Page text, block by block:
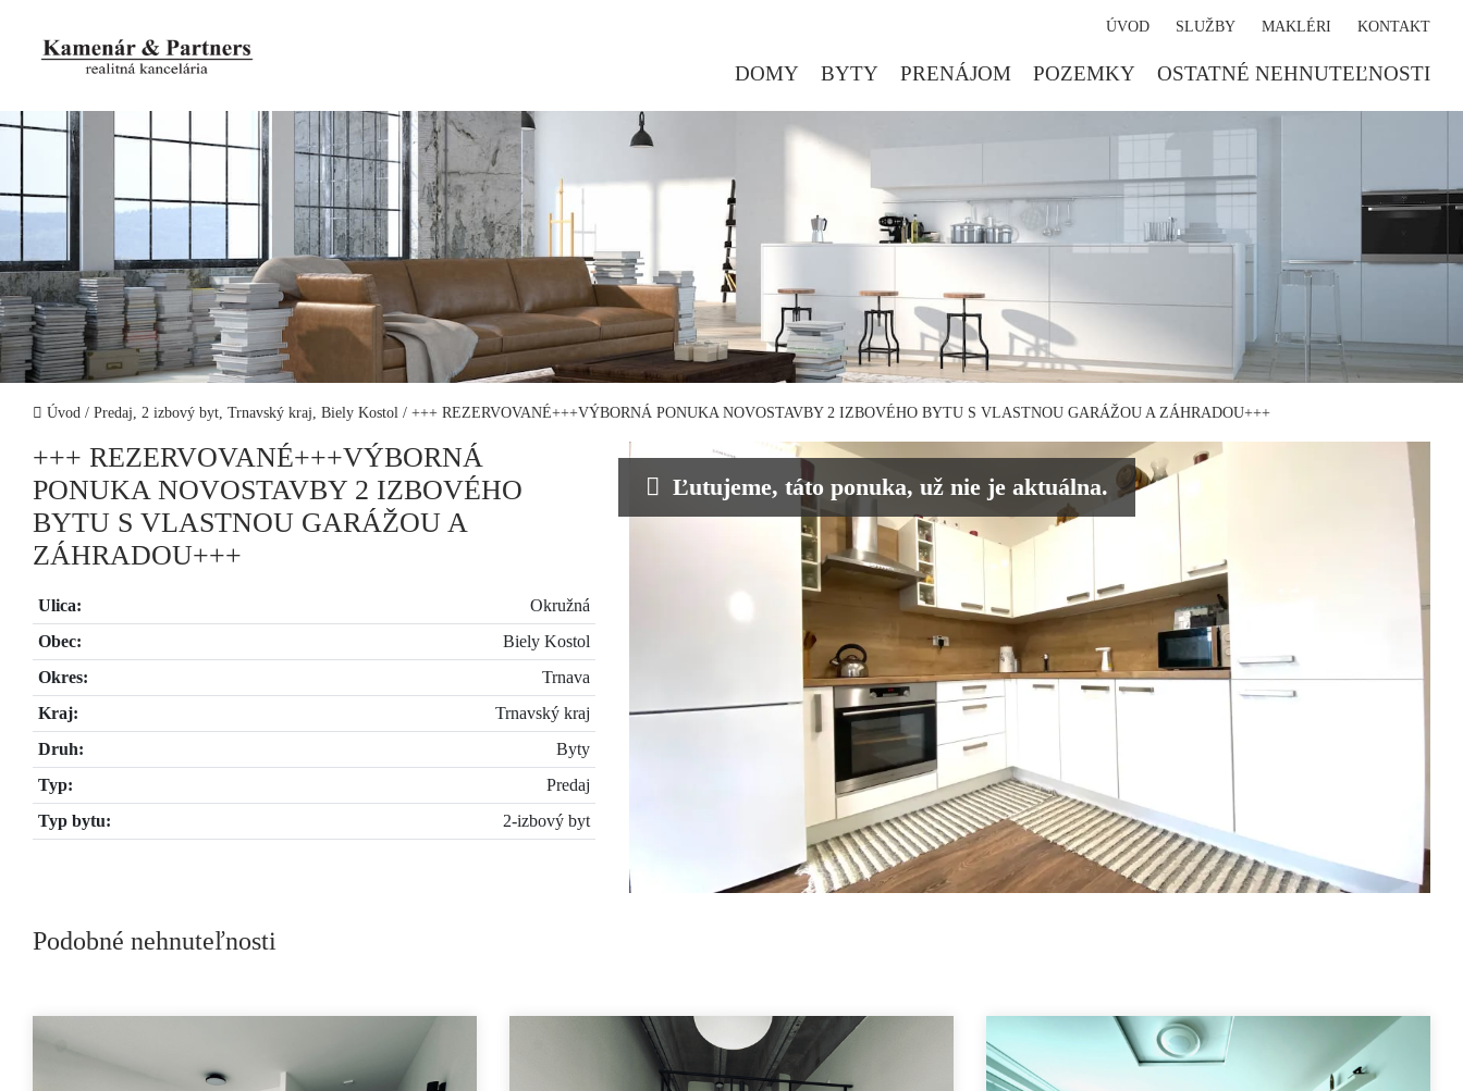
ÚVOD SLUŽBY MAKLÉRI KONTAKT
DOMY BYTY PRENÁJOM POZEMKY OSTATNÉ NEHNUTEĽNOSTI
Úvod / Predaj, 2 izbový byt, Trnavský kraj, Biely Kostol / +++ REZERVOVANÉ+++VÝBORNÁ PONUKA NOVOSTAVBY 2 IZBOVÉHO BYTU S VLASTNOU GARÁŽOU A ZÁHRADOU+++
+++ REZERVOVANÉ+++VÝBORNÁ
PONUKA NOVOSTAVBY 2 IZBOVÉHO
BYTU S VLASTNOU GARÁŽOU A
ZÁHRADOU+++
Ulica:
Okružná
Obec:
Biely Kostol
Okres:
Trnava
Kraj:
Trnavský kraj
Druh:
Byty
Typ:
Predaj
Typ bytu:
2-izbový byt
Ľutujeme, táto ponuka, už nie je aktuálna.
Podobné nehnuteľnosti